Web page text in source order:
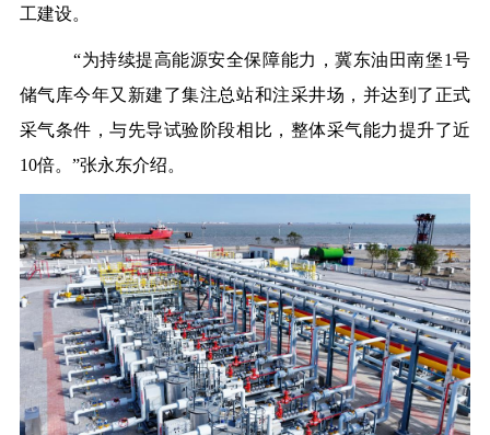
工建设。
“为持续提高能源安全保障能力，冀东油田南堡1号
储气库今年又新建了集注总站和注采井场，并达到了正式
采气条件，与先导试验阶段相比，整体采气能力提升了近
10倍。”张永东介绍。